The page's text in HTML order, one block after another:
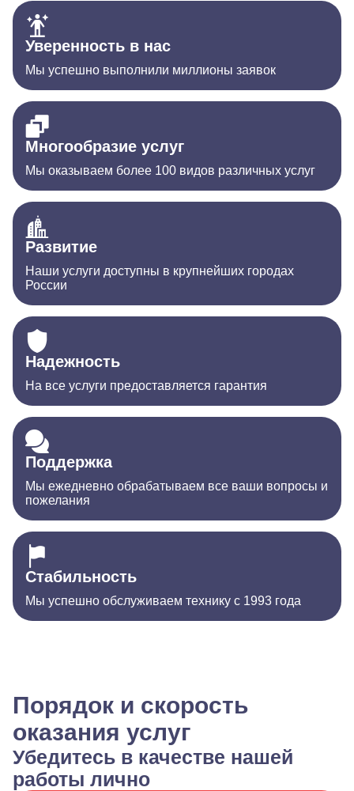
Уверенность в нас
Мы успешно выполнили миллионы заявок
Многообразие услуг
Мы оказываем более 100 видов различных услуг
Развитие
Наши услуги доступны в крупнейших городах
России
Надежность
На все услуги предоставляется гарантия
Поддержка
Мы ежедневно обрабатываем все ваши вопросы и
пожелания
Стабильность
Мы успешно обслуживаем технику с 1993 года
Порядок и скорость
оказания услуг
Убедитесь в качестве нашей
работы лично